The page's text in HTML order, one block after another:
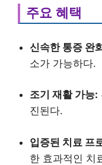
주요 혜택
신속한 통증 완
소가 가능하다.
조기 재활 가능:
진된다.
입증된 치료 프
한 효과적인 치